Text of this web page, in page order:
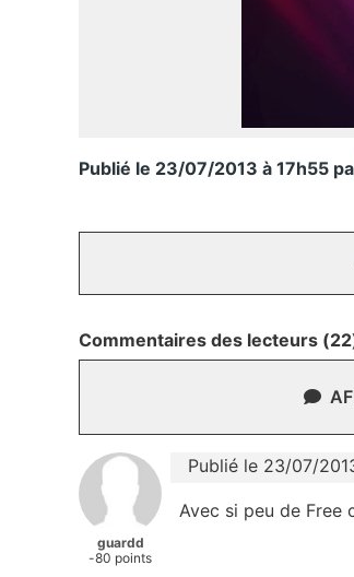
Publié le 23/07/2013 à 17h55
Commentaires des lecteurs
guardd
-80 points
Publié le 23/07/
Avec si peu de Free